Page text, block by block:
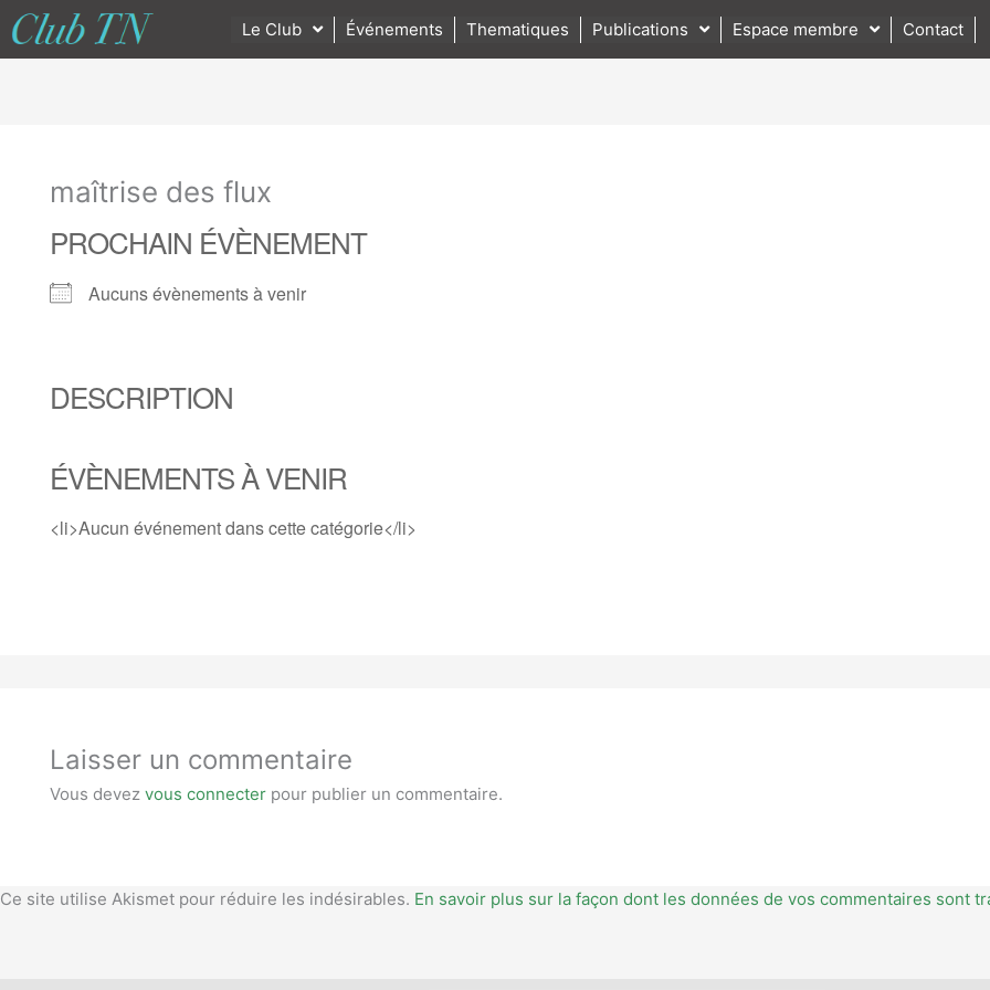
Le Club Événements Thematiques Publications Espace membre Contact
maîtrise des flux
PROCHAIN ÉVÈNEMENT
Aucuns évènements à venir
DESCRIPTION
ÉVÈNEMENTS À VENIR
<li>Aucun événement dans cette catégorie</li>
Laisser un commentaire
Vous devez vous connecter pour publier un commentaire.
Ce site utilise Akismet pour réduire les indésirables. En savoir plus sur la façon dont les données de vos commentaires sont